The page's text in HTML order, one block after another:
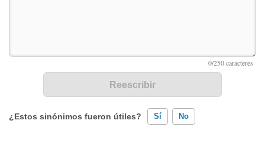
¿Estos sinónimos fueron útiles? Sí No